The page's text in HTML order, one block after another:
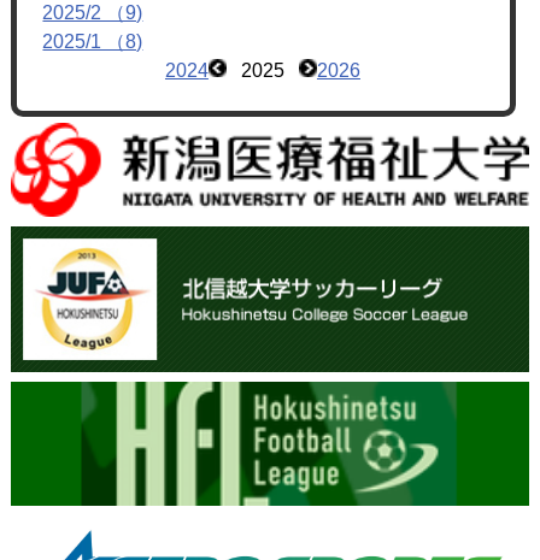
2025/2 （9)
2025/1 （8)
2024
2025 2026